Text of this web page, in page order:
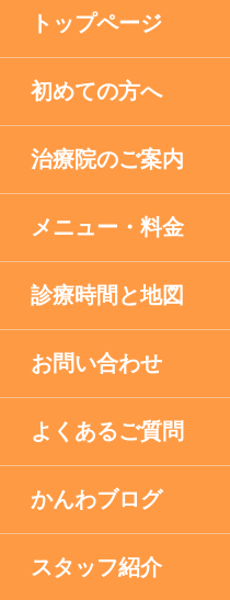
未分類
疾患
眼科の鍼灸
膝痛治療
西宮市のお店
逆子の鍼灸
食生活で養う免疫力
トップページ
初めての方へ
治療院のご案内
メニュー・料金
診療時間と地図
お問い合わせ
よくあるご質問
かんわブログ
スタッフ紹介